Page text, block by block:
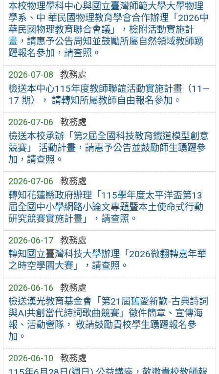
本校物理學科中心與國立臺灣師範大學大學物理
學系、中 華民國物理教育學會合作辦理「2026中
華民國物理教育聯合會議」，檢附活動實施計
畫，請惠予公告周知並鼓勵所屬自然領域教師踴
躍報名參加，請查照。
2026-07-08 教務處
檢送本中心115年度教師聯誼活動實施計畫（11—
17 期）， 請轉知所屬教師自由報名參加。
2026-07-06 教務處
檢送本校承辦「第2屆全國科技教育鐵道模型創意
競賽」 活動計畫，請惠予公告並鼓勵師生踴躍參
加，請查照。
2026-07-06 教務處
轉知花蓮縣政府辦理「115學年度太平洋盃第13
屆全國中小學網路小論文專題暨本土使命式行動
研究競賽實施計畫」，請查照。
2026-06-17 教務處
轉知國立臺灣科技大學辦理「2026微翻轉嘉年華
之時空學園大賽」，請查照。
2026-06-16 教務處
檢送漢光教育基金會「第21屆舊愛新歡-古典詩詞
與AI共創當代詩詞歌曲競賽」徵件簡章、宣傳海
報、活動營隊， 敬請鼓勵貴校學生踴躍報名參
加。
2026-06-10 教務處